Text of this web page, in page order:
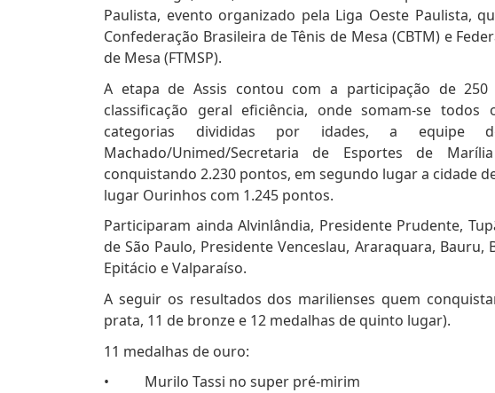
Paulista, evento organizado pela Liga Oeste Paulista,
Confederação Brasileira de Tênis de Mesa (CBTM) e
de Mesa (FTMSP).
A etapa de Assis contou com a participação de
classificação geral eficiência, onde somam-se
categorias divididas por idades, a equipe
Machado/Unimed/Secretaria de Esportes de
conquistando 2.230 pontos, em segundo lugar a cidade
lugar Ourinhos com 1.245 pontos.
Participaram ainda Alvinlândia, Presidente Prudente,
de São Paulo, Presidente Venceslau, Araraquara,
Epitácio e Valparaíso.
A seguir os resultados dos marilienses quem
prata, 11 de bronze e 12 medalhas de quinto lugar).
11 medalhas de ouro:
• Murilo Tassi no super pré-mirim